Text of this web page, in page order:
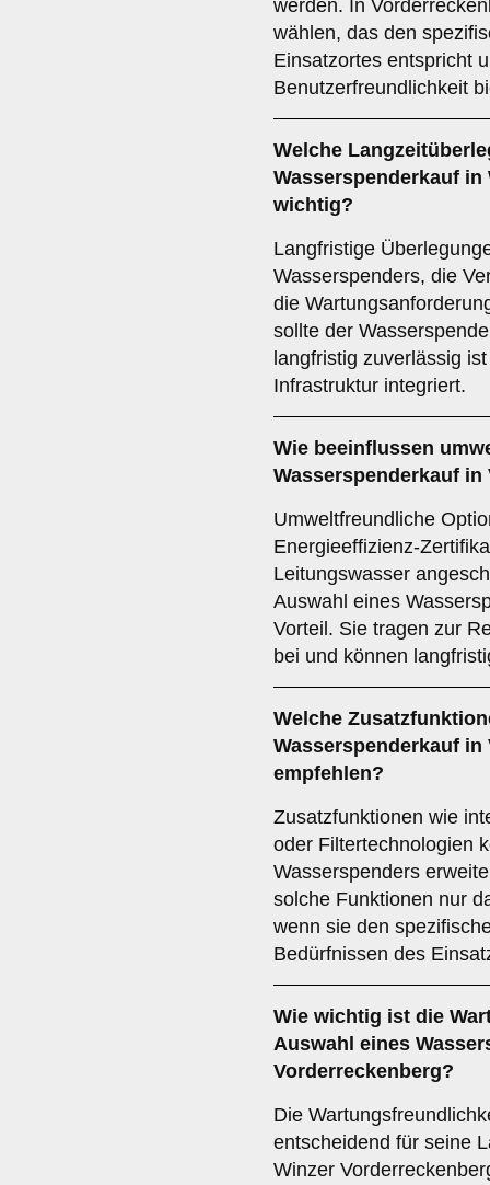
werden. In
wählen, das den
Einsatzortes entspricht
Benutzerfreundlichkeit
Welche
Wasserspenderkauf
wichtig?
Langfristige
Wasserspenders, die
die
sollte der
langfristig zuverlässig
Infrastruktur integriert.
Wie beeinflussen
Wasserspenderkauf
Umweltfreundliche
Energieeffizienz-
Leitungswasser
Auswahl eines
Vorteil. Sie tragen zur
bei und können
Welche
Wasserspenderkauf
empfehlen?
Zusatzfunktionen wie
oder Filtertechnologien
Wasserspenders
solche Funktionen nur
wenn sie den
Bedürfnissen des
Wie wichtig ist die
Auswahl eines
Vorderreckenberg?
Die
entscheidend für seine
Winzer